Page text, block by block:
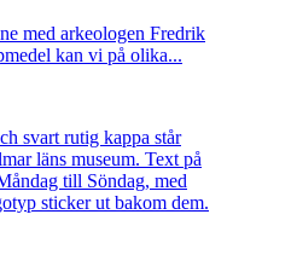
med arkeologen Fredrik
kan vi på olika...